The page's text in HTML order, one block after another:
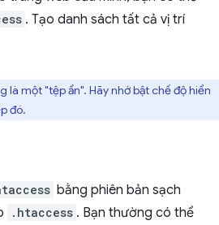
. Tạo danh sách tất cả vị trí
là một "tệp ẩn". Hãy nhớ bật chế độ hiển
đó.
bằng phiên bản sạch
.htaccess . Bạn thường có thể